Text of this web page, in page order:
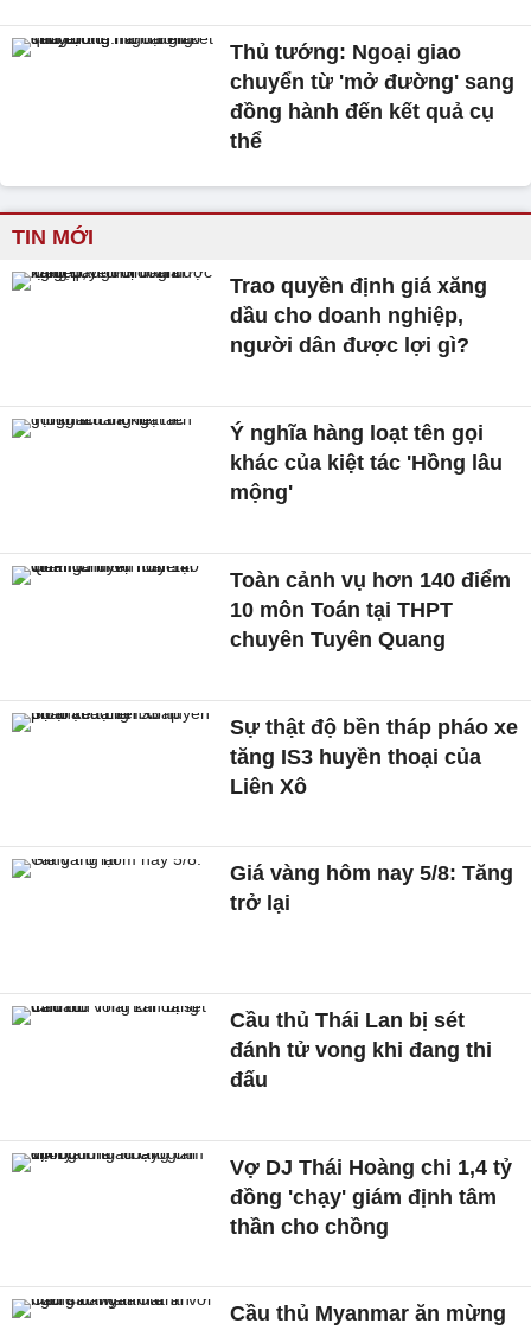
Thủ tướng: Ngoại giao
chuyển từ 'mở đường' sang
đồng hành đến kết quả cụ
thể
TIN MỚI
Trao quyền định giá xăng
dầu cho doanh nghiệp,
người dân được lợi gì?
Ý nghĩa hàng loạt tên gọi
khác của kiệt tác 'Hồng lâu
mộng'
Toàn cảnh vụ hơn 140 điểm
10 môn Toán tại THPT
chuyên Tuyên Quang
Sự thật độ bền tháp pháo xe
tăng IS3 huyền thoại của
Liên Xô
Giá vàng hôm nay 5/8: Tăng
trở lại
Cầu thủ Thái Lan bị sét
đánh tử vong khi đang thi
đấu
Vợ DJ Thái Hoàng chi 1,4 tỷ
đồng 'chạy' giám định tâm
thần cho chồng
Cầu thủ Myanmar ăn mừng